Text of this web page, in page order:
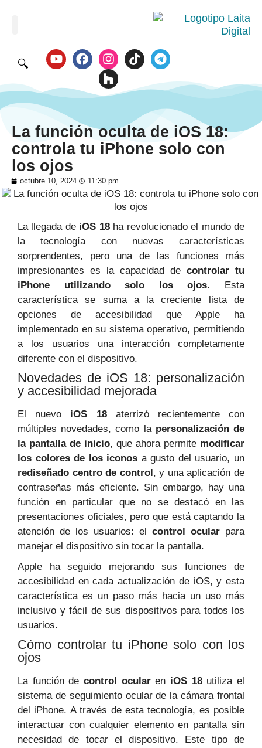
🔍
La función oculta de iOS 18:
controla tu iPhone solo con
los ojos
octubre 10, 2024 11:30 pm
La llegada de iOS 18ha revolucionado el mundo de
la tecnología con nuevas características
sorprendentes, pero una de las funciones más
impresionantes es la capacidad de controlar tu
iPhone utilizando solo los ojos. Esta
característica se suma a la creciente lista de
opciones de accesibilidad que Apple ha
implementado en su sistema operativo, permitiendo
a los usuarios una interacción completamente
diferente con el dispositivo.
Novedades de iOS 18: personalización
y accesibilidad mejorada
El nuevo iOS 18aterrizó recientemente con
múltiples novedades, como la personalización de
la pantalla de inicio, que ahora permite modificar
los colores de los iconos a gusto del usuario, un
rediseñado centro de control , y una aplicación de
contraseñas más eficiente. Sin embargo, hay una
función en particular que no se destacó en las
presentaciones oficiales, pero que está captando la
atención de los usuarios: el control ocular para
manejar el dispositivo sin tocar la pantalla.
Apple ha seguido mejorando sus funciones de
accesibilidad en cada actualización de iOS, y esta
característica es un paso más hacia un uso más
inclusivo y fácil de sus dispositivos para todos los
usuarios.
Cómo controlar tu iPhone solo con los
ojos
La función de control ocularen iOS 18utiliza el
sistema de seguimiento ocular de la cámara frontal
del iPhone. A través de esta tecnología, es posible
interactuar con cualquier elemento en pantalla sin
necesidad de tocar el dispositivo. Este tipo de